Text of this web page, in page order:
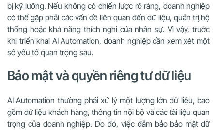
bị kỹ lưỡng. Nếu không có chiến lược rõ ràng, doanh nghiệp
có thể gặp phải các vấn đề liên quan đến dữ liệu, quản trị hệ
thống hoặc khả năng thích nghi của nhân sự. Vì vậy, trước
khi triển khai AI Automation, doanh nghiệp cần xem xét một
số yếu tố quan trọng sau.
Bảo mật và quyền riêng tư dữ liệu
AI Automation thường phải xử lý một lượng lớn dữ liệu, bao
gồm dữ liệu khách hàng, thông tin nội bộ và các tài liệu quan
trọng của doanh nghiệp. Do đó, việc đảm bảo bảo mật dữ